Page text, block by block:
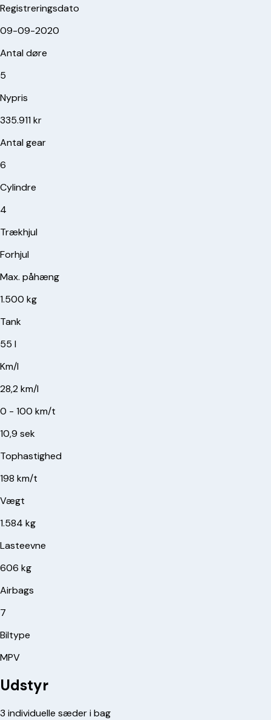
Registreringsdato
09-09-2020
Antal døre
5
Nypris
335.911 kr
Antal gear
6
Cylindre
4
Trækhjul
Forhjul
Max. påhæng
1.500 kg
Tank
55 l
Km/l
28,2 km/l
0 - 100 km/t
10,9 sek
Tophastighed
198 km/t
Vægt
1.584 kg
Lasteevne
606 kg
Airbags
7
Biltype
MPV
Udstyr
3 individuelle sæder i bag